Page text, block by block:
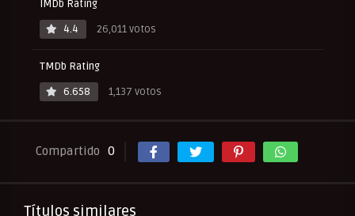
IMDb Rating
4.4
26,011 votos
TMDb Rating
6.658
1,137 votos
Compartido 0
Títulos similares